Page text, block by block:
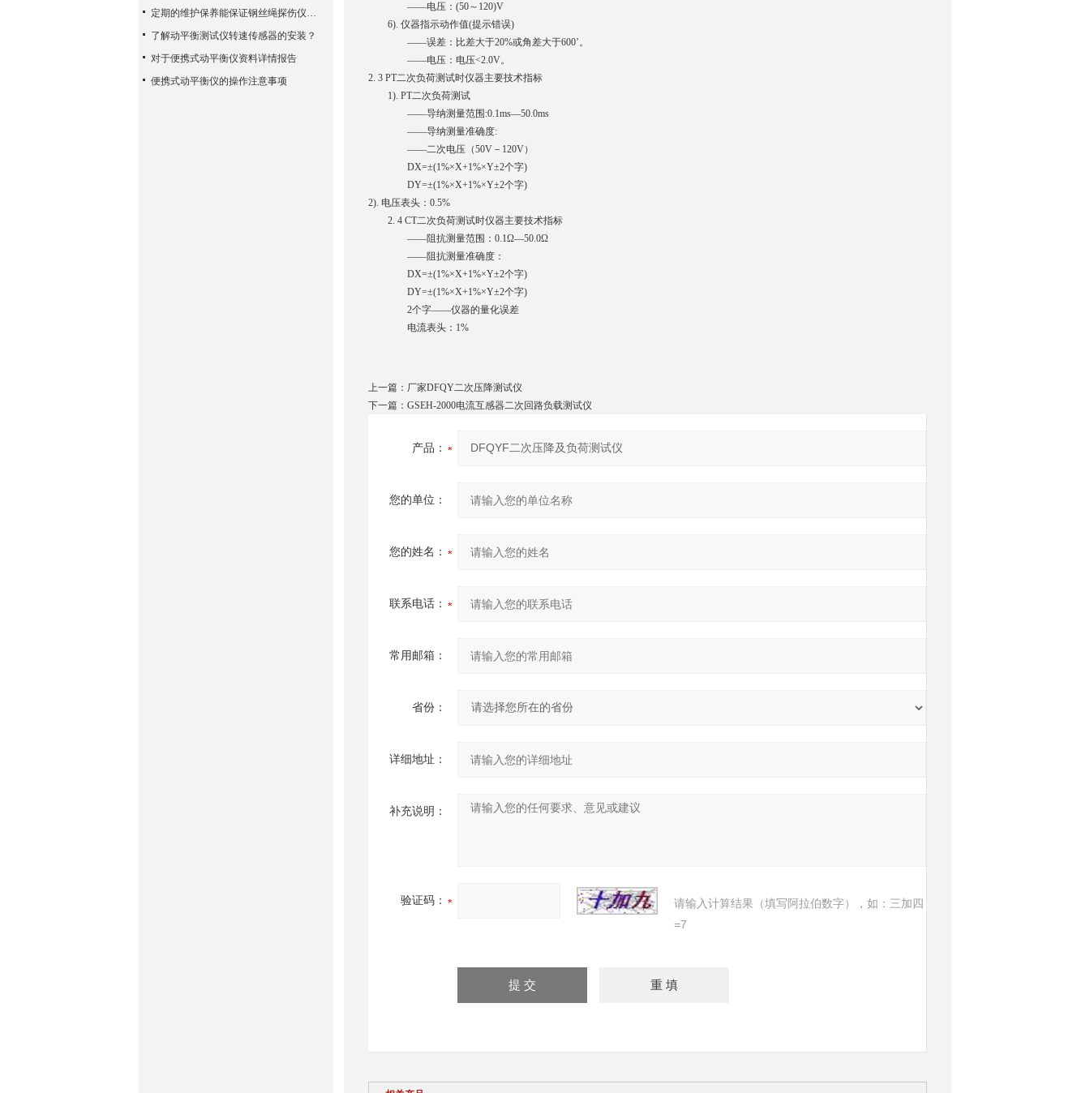
——电压：(50～120)V
6). 仪器指示动作值(提示错误)
——误差：比差大于20%或角差大于600’。
——电压：电压<2.0V。
2. 3 PT二次负荷测试时仪器主要技术指标
1). PT二次负荷测试
——导纳测量范围:0.1ms—50.0ms
——导纳测量准确度:
——二次电压（50V－120V）
DX=±(1%×X+1%×Y±2个字)
DY=±(1%×X+1%×Y±2个字)
2). 电压表头：0.5%
2. 4 CT二次负荷测试时仪器主要技术指标
——阻抗测量范围：0.1Ω—50.0Ω
——阻抗测量准确度：
DX=±(1%×X+1%×Y±2个字)
DY=±(1%×X+1%×Y±2个字)
2个字——仪器的量化误差
电流表头：1%
上一篇： 厂家DFQY二次压降测试仪
下一篇： GSEH-2000电流互感器二次回路负载测试仪
产品：
您的单位：
您的姓名：
联系电话：
常用邮箱：
省份：
详细地址：
补充说明：
验证码：
请输入计算结果（填写阿拉伯数字），如：三加四
=7
定期的维护保养能保证钢丝绳探伤仪检测的准确性
了解动平衡测试仪转速传感器的安装？
对于便携式动平衡仪资料详情报告
便携式动平衡仪的操作注意事项